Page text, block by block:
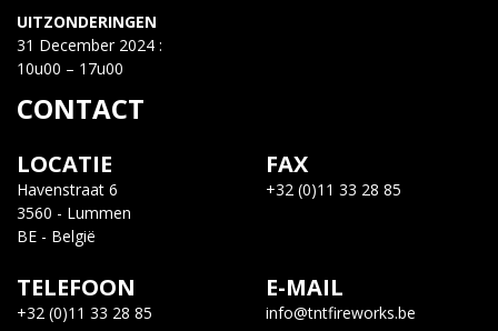
UITZONDERINGEN
31 December 2024 :
10u00 – 17u00
CONTACT
LOCATIE
Havenstraat 6
3560 - Lummen
BE - België
FAX
+32 (0)11 33 28 85
TELEFOON
+32 (0)11 33 28 85
E-MAIL
info@tntfireworks.be